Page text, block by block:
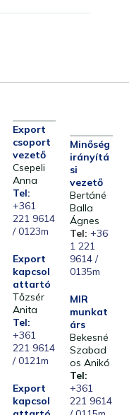
Export
csoport
vezető
Csepeli
Anna
Tel:
+361
221 9614
/ 0123m
Export
kapcsol
attartó
Tőzsér
Anita
Tel:
+361
221 9614
/ 0121m
Export
kapcsol
Minőség
irányítá
si
vezető
Bertáné
Balla
Ágnes
Tel: +36
1 221
9614 /
0135m
MIR
munkat
árs
Bekesné
Szabad
os Anikó
Tel:
+361
221 9614